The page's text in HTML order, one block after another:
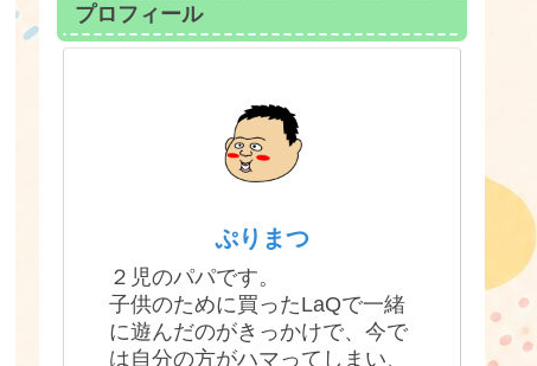
プロフィール
ぷりまつ
２児のパパです。
子供のために買ったLaQで一緒
に遊んだのがきっかけで、今で
は自分の方がハマってしまい、